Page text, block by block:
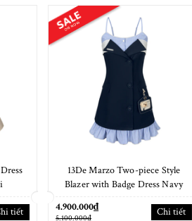
tiết
13De Marzo Two-piece Style
Blazer with Badge Dress Navy
4.900.000₫
5.100.000₫ Chi tiết